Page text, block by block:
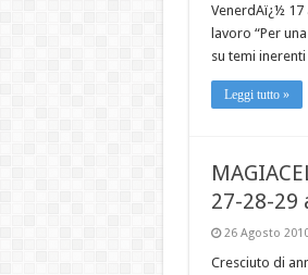
VenerdAï¿½ 17
lavoro “Per
su temi
Leggi tutto »
27-28-29
26 Agosto
Cresciuto di